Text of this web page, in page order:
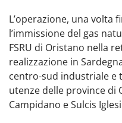
L’operazione, una volta
l’immissione del gas
FSRU di Oristano nella
realizzazione in
centro-sud industriale e
utenze delle province di
Campidano e Sulcis